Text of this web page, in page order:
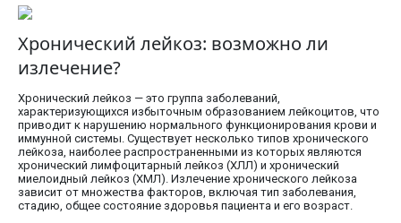
Хронический лейкоз: возможно ли
излечение?
Хронический лейкоз — это группа заболеваний,
характеризующихся избыточным образованием лейкоцитов, что
приводит к нарушению нормального функционирования крови и
иммунной системы. Существует несколько типов хронического
лейкоза, наиболее распространенными из которых являются
хронический лимфоцитарный лейкоз (ХЛЛ) и хронический
миелоидный лейкоз (ХМЛ). Излечение хронического лейкоза
зависит от множества факторов, включая тип заболевания,
стадию, общее состояние здоровья пациента и его возраст.